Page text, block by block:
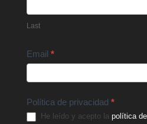
Last
Email *
Política de privacidad *
He leído y acepto la política